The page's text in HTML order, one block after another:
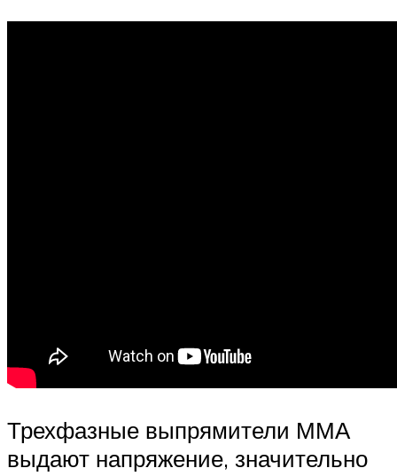
Трехфазные выпрямители ММА
выдают напряжение, значительно